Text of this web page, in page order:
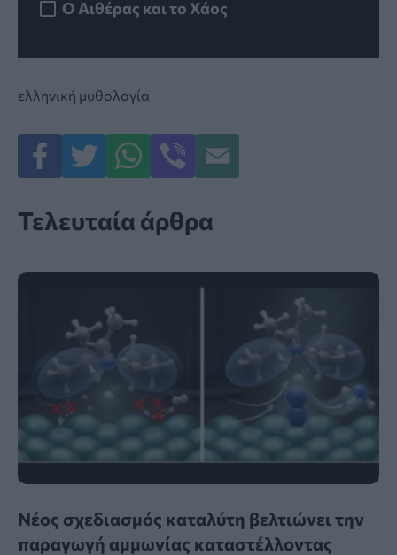
Ο Αιθέρας και το Χάος
ελληνική μυθολογία
Τελευταία άρθρα
Νέος σχεδιασμός καταλύτη βελτιώνει την
παραγωγή αμμωνίας καταστέλλοντας